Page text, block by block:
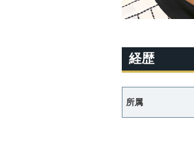
経歴
所属